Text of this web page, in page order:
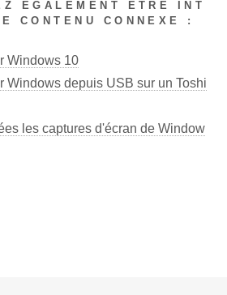
ÉGALEMENT ÊTRE INT
CONTENU CONNEXE :
Windows 10
Windows depuis USB sur un Toshi
les captures d'écran de Window